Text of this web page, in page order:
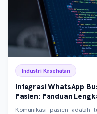
Industri Kesehatan
Integrasi WhatsApp
Pasien: Panduan
Komunikasi pasien adalah